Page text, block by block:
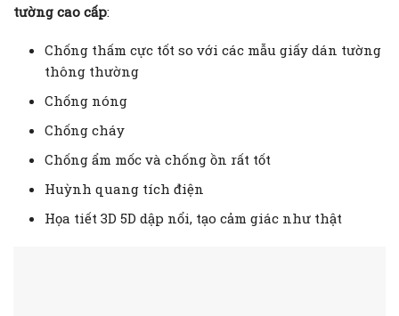
tường cao cấp:
Chống thấm cực tốt so với các mẫu giấy dán tường
thông thường
Chống nóng
Chống cháy
Chống ẩm mốc và chống ồn rất tốt
Huỳnh quang tích điện
Họa tiết 3D 5D dập nổi, tạo cảm giác như thật